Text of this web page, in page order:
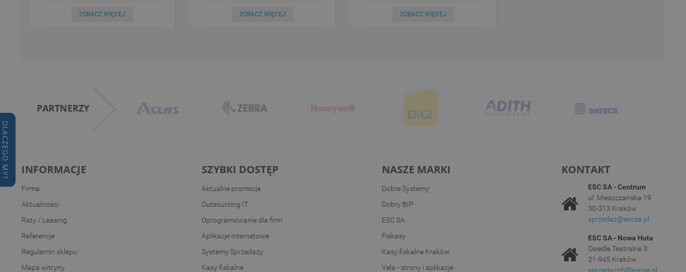
DLACZEGO MY?
ZOBACZ WIĘCEJ ZOBACZ WIĘCEJ ZOBACZ WIĘCEJ
PARTNERZY
INFORMACJE
Firma
Aktualności
Raty / Leasing
Referencje
Regulamin sklepu
Mapa witryny
SZYBKI DOSTĘP
Aktualne promocje
Outsourcing IT
Oprogramowanie dla firm
Aplikacje internetowe
Systemy Sprzedaży
Kasy fiskalne
NASZE MARKI
Dobre Systemy
Dobry BIP
ESC SA
Fiskasy
Kasy fiskalne Kraków
Vela - strony i aplikacje
KONTAKT
ESC SA - Centrum
ul. Mieszczańska 19
30-313 Kraków
sprzedaz@escsa.pl
ESC SA - Nowa Huta
Osiedle Teatralne 3
31-945 Kraków
sprzedaznh@escsa.pl